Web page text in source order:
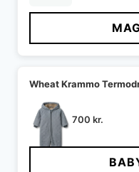
pris
var:
1.800
Wheat Krammo
700 kr.